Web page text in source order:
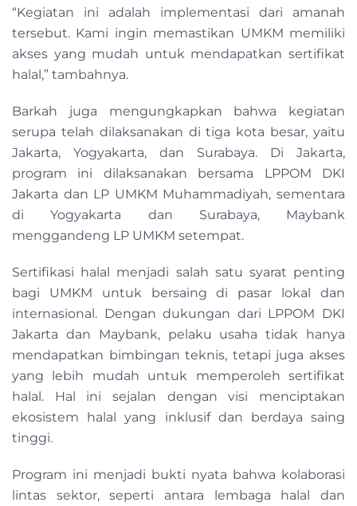
“Kegiatan ini adalah implementasi dari amanah
tersebut. Kami ingin memastikan UMKM memiliki
akses yang mudah untuk mendapatkan sertifikat
halal,” tambahnya.
Barkah juga mengungkapkan bahwa kegiatan
serupa telah dilaksanakan di tiga kota besar, yaitu
Jakarta, Yogyakarta, dan Surabaya. Di Jakarta,
program ini dilaksanakan bersama LPPOM DKI
Jakarta dan LP UMKM Muhammadiyah, sementara
di Yogyakarta dan Surabaya, Maybank
menggandeng LP UMKM setempat.
Sertifikasi halal menjadi salah satu syarat penting
bagi UMKM untuk bersaing di pasar lokal dan
internasional. Dengan dukungan dari LPPOM DKI
Jakarta dan Maybank, pelaku usaha tidak hanya
mendapatkan bimbingan teknis, tetapi juga akses
yang lebih mudah untuk memperoleh sertifikat
halal. Hal ini sejalan dengan visi menciptakan
ekosistem halal yang inklusif dan berdaya saing
tinggi.
Program ini menjadi bukti nyata bahwa kolaborasi
lintas sektor, seperti antara lembaga halal dan